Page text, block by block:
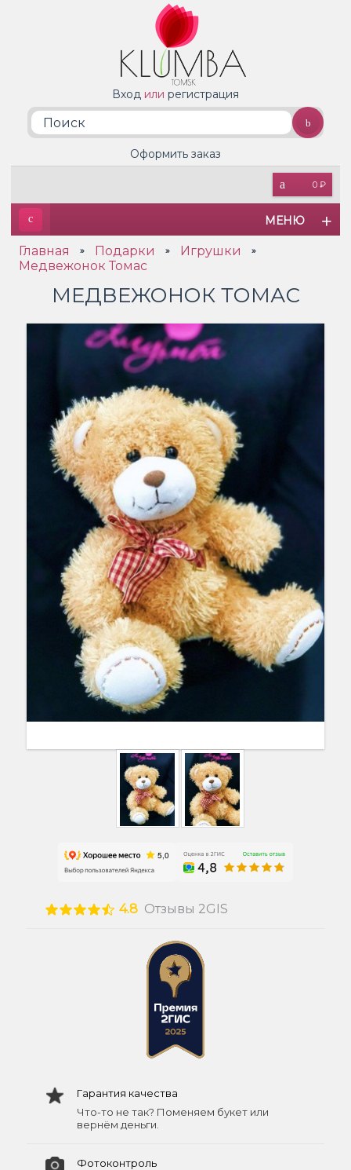
Вход или регистрация
0 ₽
Оформить заказ
МЕНЮ
Главная » Подарки » Игрушки »
Медвежонок Томас
МЕДВЕЖОНОК ТОМАС
4.8 Отзывы 2GIS
Гарантия качества
Что-то не так? Поменяем букет или
вернём деньги.
Фотоконтроль